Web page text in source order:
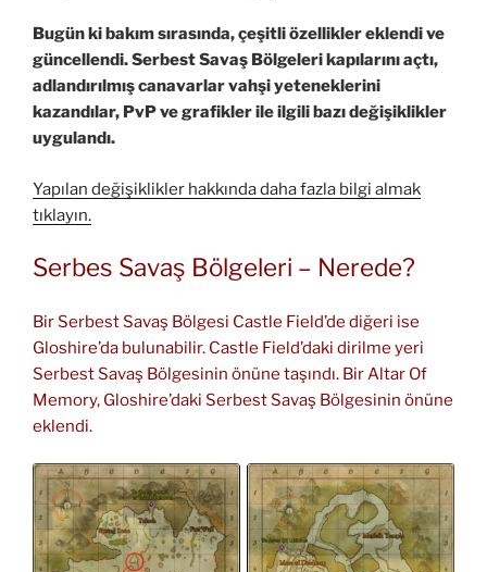
Bugün ki bakım sırasında, çeşitli özellikler eklendi ve
güncellendi. Serbest Savaş Bölgeleri kapılarını açtı,
adlandırılmış canavarlar vahşi yeteneklerini
kazandılar, PvP ve grafikler ile ilgili bazı değişiklikler
uygulandı.
Yapılan değişiklikler hakkında daha fazla bilgi almak
tıklayın.
Serbes Savaş Bölgeleri – Nerede?
Bir Serbest Savaş Bölgesi Castle Field’de diğeri ise
Gloshire’da bulunabilir. Castle Field’daki dirilme yeri
Serbest Savaş Bölgesinin önüne taşındı. Bir Altar Of
Memory, Gloshire’daki Serbest Savaş Bölgesinin önüne
eklendi.